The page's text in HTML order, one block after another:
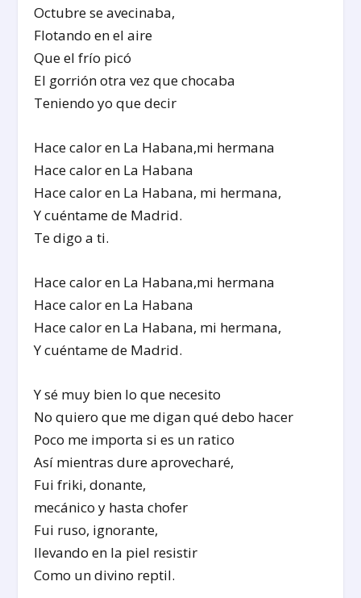
Octubre se avecinaba,
Flotando en el aire
Que el frío picó
El gorrión otra vez que chocaba
Teniendo yo que decir
Hace calor en La Habana,mi hermana
Hace calor en La Habana
Hace calor en La Habana, mi hermana,
Y cuéntame de Madrid.
Te digo a ti.
Hace calor en La Habana,mi hermana
Hace calor en La Habana
Hace calor en La Habana, mi hermana,
Y cuéntame de Madrid.
Y sé muy bien lo que necesito
No quiero que me digan qué debo hacer
Poco me importa si es un ratico
Así mientras dure aprovecharé,
Fui friki, donante,
mecánico y hasta chofer
Fui ruso, ignorante,
llevando en la piel resistir
Como un divino reptil.